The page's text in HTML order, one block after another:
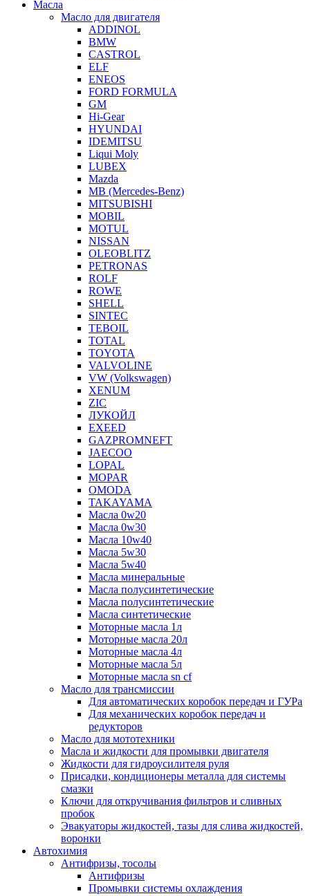
Масла
Масло для двигателя
ADDINOL
BMW
CASTROL
ELF
ENEOS
FORD FORMULA
GM
Hi-Gear
HYUNDAI
IDEMITSU
Liqui Moly
LUBEX
Mazda
MB (Mercedes-Вenz)
MITSUBISHI
MOBIL
MOTUL
NISSAN
OLEOBLITZ
PETRONAS
ROLF
ROWE
SHELL
SINTEC
TEBOIL
TOTAL
TOYOTA
VALVOLINE
VW (Volkswagen)
XENUM
ZIC
ЛУКОЙЛ
EXEED
GAZPROMNEFT
JAECOO
LOPAL
MOPAR
OMODA
TAKAYAMA
Масла 0w20
Масла 0w30
Масла 10w40
Масла 5w30
Масла 5w40
Масла минеральные
Масла полусинтетические
Масла полусинтетические
Масла синтетические
Моторные масла 1л
Моторные масла 20л
Моторные масла 4л
Моторные масла 5л
Моторные масла sn cf
Масло для трансмиссии
Для автоматических коробок передач и ГУРа
Для механических коробок передач и
редукторов
Масло для мототехники
Масла и жидкости для промывки двигателя
Жидкости для гидроусилителя руля
Присадки, кондиционеры металла для системы
смазки
Ключи для откручивания фильтров и сливных
пробок
Эвакуаторы жидкостей, тазы для слива жидкостей,
воронки
Автохимия
Антифризы, тосолы
Антифризы
Промывки системы охлаждения